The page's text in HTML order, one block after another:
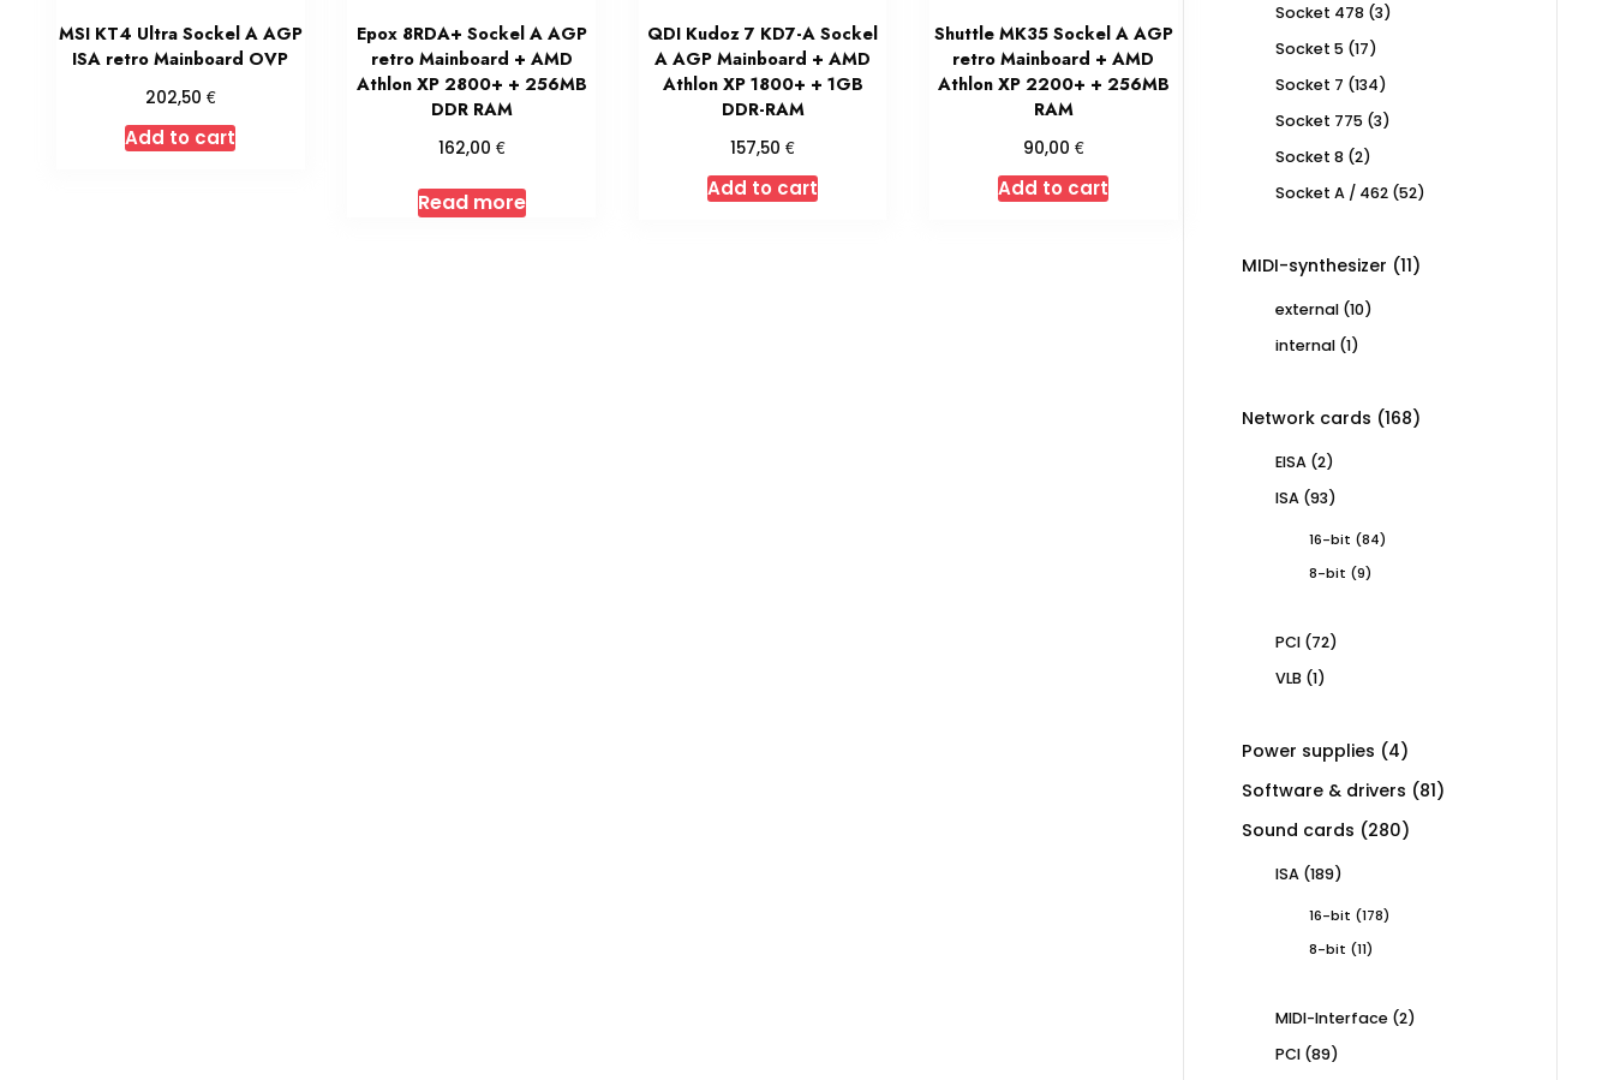
MSI KT4 Ultra Sockel A AGP
ISA retro Mainboard OVP
202,50 €
Add to cart
Epox 8RDA+ Sockel A AGP
retro Mainboard + AMD
Athlon XP 2800+ + 256MB
DDR RAM
162,00 €
Read more
QDI Kudoz 7 KD7-A Sockel
A AGP Mainboard + AMD
Athlon XP 1800+ + 1GB
DDR-RAM
157,50€
Add to cart
Shuttle MK35 Sockel A AGP
retro Mainboard + AMD
Athlon XP 2200+ + 256MB
RAM
90,00 €
Add to cart
Socket 478 33
Socket 5 1717
Socket 7 134134
Socket 775 33
Socket 8 22
Socket A / 462 5252
MIDI-synthesizer 1111
external 1010
internal 11
Network cards 168168
EISA 22
ISA 9393
16-bit 8484
8-bit 99
PCI 7272
VLB 11
Power supplies 44
products
Software & drivers 8181
Sound cards 280280
ISA 189189
16-bit 178178
8-bit 1111
MIDI-Interface 22
PCI 8989